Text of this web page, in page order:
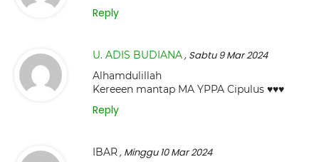
Reply
U. ADIS BUDIANA, Sabtu 9 Mar 2024
Alhamdulillah
Kereeen mantap MA YPPA Cipulus ♥️♥️♥️
Reply
IBAR, Minggu 10 Mar 2024